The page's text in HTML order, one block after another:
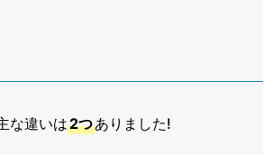
な違いは2つありました!